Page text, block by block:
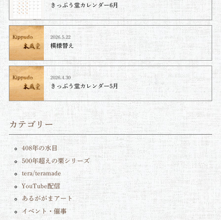
きっぷう堂カレンダー6月
2026.5.22
模様替え
2026.4.30
きっぷう堂カレンダー5月
カテゴリー
408年の水目
500年超えの栗シリーズ
tera/teramade
YouTube配信
あるががまアート
イベント・催事